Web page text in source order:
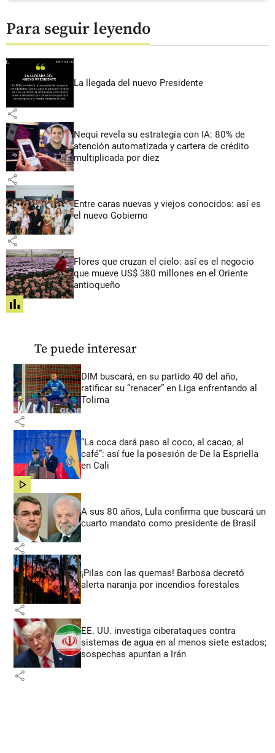
Para seguir leyendo
La llegada del nuevo Presidente
share
Nequi revela su estrategia con IA: 80% de
atención automatizada y cartera de crédito
multiplicada por diez
share
Entre caras nuevas y viejos conocidos: así es
el nuevo Gobierno
share
Flores que cruzan el cielo: así es el negocio
que mueve US$ 380 millones en el Oriente
antioqueño
share
Te puede interesar
DIM buscará, en su partido 40 del año,
ratificar su “renacer” en Liga enfrentando al
Tolima
share
“La coca dará paso al coco, al cacao, al
café”: así fue la posesión de De la Espriella
en Cali
share
A sus 80 años, Lula confirma que buscará un
cuarto mandato como presidente de Brasil
share
¡Pilas con las quemas! Barbosa decretó
alerta naranja por incendios forestales
share
EE. UU. investiga ciberataques contra
sistemas de agua en al menos siete estados;
sospechas apuntan a Irán
share